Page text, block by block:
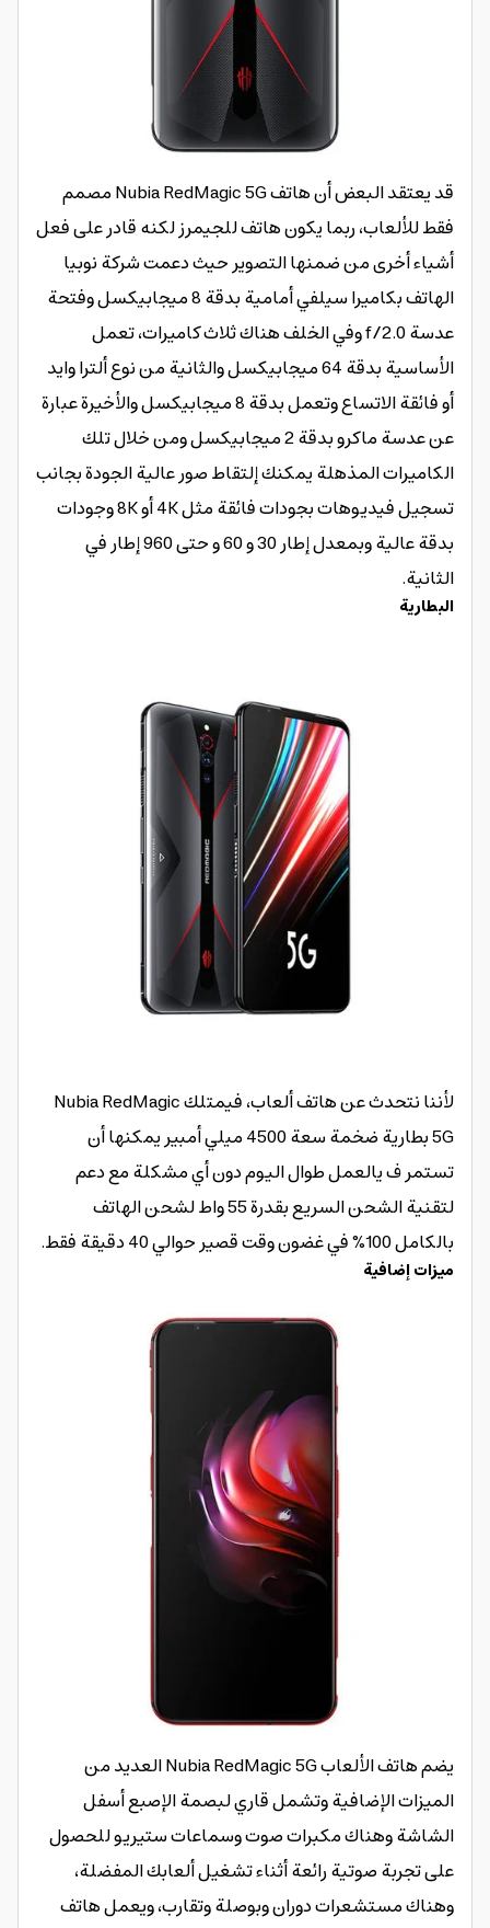
قد يعتقد البعض أن هاتف Nubia RedMagic 5G مصمم
فقط للألعاب، ربما يكون هاتف للجيمرز لكنه قادر على فعل
أشياء أخرى من ضمنها التصوير حيث دعمت شركة نوبيا
الهاتف بكاميرا سيلفي أمامية بدقة 8 ميجابيكسل وفتحة
عدسة f/2.0 وفي الخلف هناك ثلاث كاميرات، تعمل
الأساسية بدقة 64 ميجابيكسل والثانية من نوع ألترا وايد
أو فائقة الاتساع وتعمل بدقة 8 ميجابيكسل والأخيرة عبارة
عن عدسة ماكرو بدقة 2 ميجابيكسل ومن خلال تلك
الكاميرات المذهلة يمكنك إلتقاط صور عالية الجودة بجانب
تسجيل فيديوهات بجودات فائقة مثل 4K أو 8K وجودات
بدقة عالية وبمعدل إطار 30 و 60 و حتى 960 إطار في
الثانية.
البطارية
لأننا نتحدث عن هاتف ألعاب، فيمتلك Nubia RedMagic
5G بطارية ضخمة سعة 4500 ميلي أمبير يمكنها أن
تستمر ف يالعمل طوال اليوم دون أي مشكلة مع دعم
لتقنية الشحن السريع بقدرة 55 واط لشحن الهاتف
بالكامل 100% في غضون وقت قصير حوالي 40 دقيقة فقط.
ميزات إضافية
يضم هاتف الألعاب Nubia RedMagic 5G العديد من
الميزات الإضافية وتشمل قاري لبصمة الإصبع أسفل
الشاشة وهناك مكبرات صوت وسماعات ستيريو للحصول
على تجربة صوتية رائعة أثناء تشغيل ألعابك المفضلة،
وهناك مستشعرات دوران وبوصلة وتقارب، ويعمل هاتف